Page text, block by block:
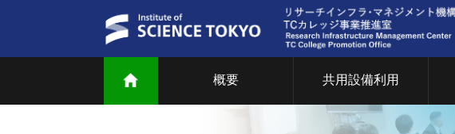
概要 共用設備利用